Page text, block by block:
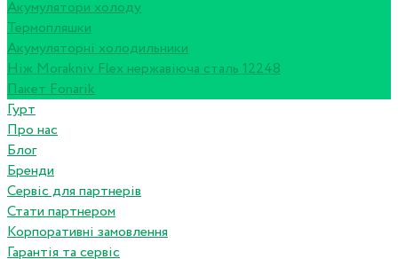
Акумулятори холоду
Термопляшки
Акумуляторні холодильники
Ніж Morakniv Flex нержавіюча сталь 12248
Пакет Fonarik
Гурт
Про нас
Блог
Бренди
Сервіс для партнерів
Стати партнером
Корпоративні замовлення
Гарантія та сервіс